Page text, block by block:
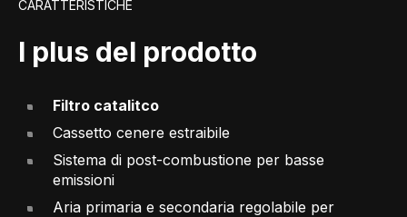
CARATTERISTICHE
I plus del prodotto
Filtro catalitco
Cassetto cenere estraibile
Sistema di post-combustione per basse
emissioni
Aria primaria e secondaria regolabile per